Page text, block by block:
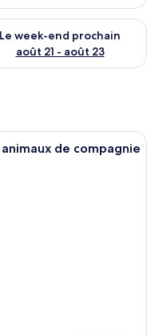
août 14 - août 16
Le week-end prochain
août 21 - août 23
la disponibilité pour
à coucher avec un lit,
de compagnie